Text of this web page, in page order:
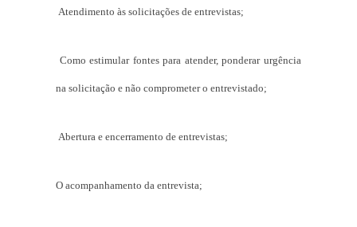
Atendimento às solicitações de entrevistas;
Como estimular fontes para atender, ponderar urgência
na solicitação e não comprometer o entrevistado;
Abertura e encerramento de entrevistas;
O acompanhamento da entrevista;